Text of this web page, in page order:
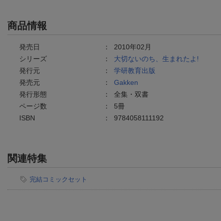
商品情報
発売日 ： 2010年02月
シリーズ
： 大切ないのち、生まれたよ!
発行元
： 学研教育出版
発売元
： Gakken
発行形態
： 全集・双書
ページ数
： 5冊
ISBN
： 9784058111192
関連特集
完結コミックセット